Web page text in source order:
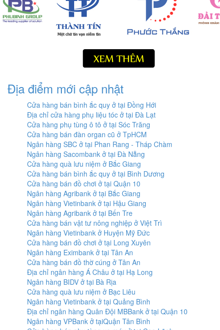
Địa điểm mới cập nhật
Cửa hàng bán bình ắc quy ở tại Đồng Hới
Địa chỉ cửa hàng phụ liệu tóc ở tại Đà Lạt
Cửa hàng phụ tùng ô tô ở tại Sóc Trăng
Cửa hàng bán đàn organ cũ ở TpHCM
Ngân hàng SBC ở tại Phan Rang - Tháp Chàm
Ngân hàng Sacombank ở tại Đà Nẵng
Cửa hàng quà lưu niệm ở Bắc Giang
Cửa hàng bán bình ắc quy ở tại Bình Dương
Cửa hàng bán đồ chơi ở tại Quận 10
Ngân hàng Agribank ở tại Bắc Giang
Ngân hàng Vietinbank ở tại Hậu Giang
Ngân hàng Agribank ở tại Bến Tre
Cửa hàng bán vật tư nông nghiệp ở Việt Trì
Ngân hàng Vietinbank ở Huyện Mỹ Đức
Cửa hàng bán đồ chơi ở tại Long Xuyên
Ngân hàng Eximbank ở tại Tân An
Cửa hàng bán đồ thờ cúng ở Tân An
Địa chỉ ngân hàng Á Châu ở tại Hạ Long
Ngân hàng BIDV ở tại Bà Rịa
Cửa hàng quà lưu niệm ở Bạc Liêu
Ngân hàng Vietinbank ở tại Quảng Bình
Địa chỉ ngân hàng Quân Đội MBBank ở tại Quận 10
Ngân hàng VPBank ở tạiQuận Tân Bình